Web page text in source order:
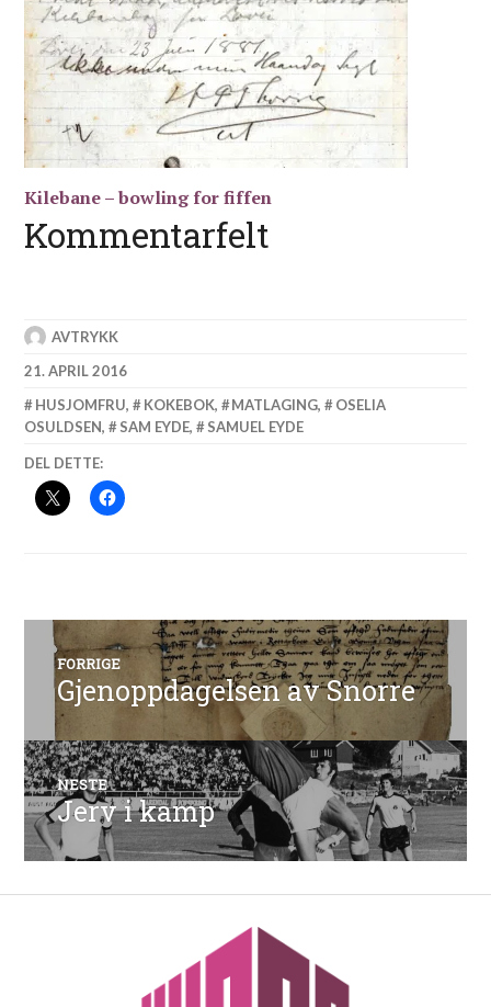
Kilebane – bowling for fiffen
Kommentarfelt
AVTRYKK
21. APRIL 2016
HUSJOMFRU, KOKEBOK, MATLAGING,
OSELIA
OSULDSEN, SAM EYDE, SAMUEL EYDE
DEL DETTE:
Innleggsnavigasjon
FORRIGE
Forrige
innlegg:
Gjenoppdagelsen av Snorre
NESTE
Neste
innlegg:
Jerv i kamp